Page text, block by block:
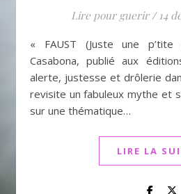
Lire pour guerir / 14
« FAUST (Juste une
Casabona, publié aux
alerte, justesse et drôlerie
revisite un fabuleux mythe et
sur une thématique…
LIRE LA